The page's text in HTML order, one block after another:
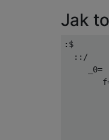
Jak
:$
::/
_0=